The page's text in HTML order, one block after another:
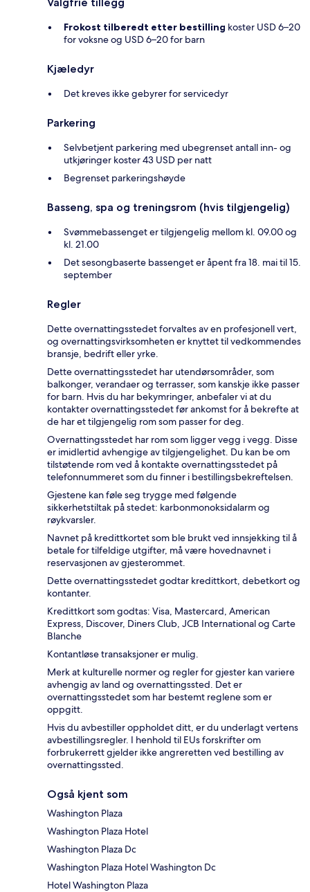
Frokost tilberedt etter bestilling koster USD 6–20
for voksne og USD 6–20 for barn
Kjæledyr
Det kreves ikke gebyrer for servicedyr
Parkering
Selvbetjent parkering med ubegrenset antall inn- og
utkjøringer koster 43 USD per natt
Begrenset parkeringshøyde
Basseng, spa og treningsrom (hvis tilgjengelig)
Svømmebassenget er tilgjengelig mellom kl. 09.00 og
kl. 21.00
Det sesongbaserte bassenget er åpent fra 18. mai til 15.
september
Regler
Dette overnattingsstedet forvaltes av en profesjonell vert,
og overnattingsvirksomheten er knyttet til vedkommendes
bransje, bedrift eller yrke.
Dette overnattingsstedet har utendørsområder, som
balkonger, verandaer og terrasser, som kanskje ikke passer
for barn. Hvis du har bekymringer, anbefaler vi at du
kontakter overnattingsstedet før ankomst for å bekrefte at
de har et tilgjengelig rom som passer for deg.
Overnattingsstedet har rom som ligger vegg i vegg. Disse
er imidlertid avhengige av tilgjengelighet. Du kan be om
tilstøtende rom ved å kontakte overnattingsstedet på
telefonnummeret som du finner i bestillingsbekreftelsen.
Gjestene kan føle seg trygge med følgende
sikkerhetstiltak på stedet: karbonmonoksidalarm og
røykvarsler.
Navnet på kredittkortet som ble brukt ved innsjekking til å
betale for tilfeldige utgifter, må være hovednavnet i
reservasjonen av gjesterommet.
Dette overnattingsstedet godtar kredittkort, debetkort og
kontanter.
Kredittkort som godtas: Visa, Mastercard, American
Express, Discover, Diners Club, JCB International og Carte
Blanche
Kontantløse transaksjoner er mulig.
Merk at kulturelle normer og regler for gjester kan variere
avhengig av land og overnattingssted. Det er
overnattingsstedet som har bestemt reglene som er
oppgitt.
Hvis du avbestiller oppholdet ditt, er du underlagt vertens
avbestillingsregler. I henhold til EUs forskrifter om
forbrukerrett gjelder ikke angreretten ved bestilling av
overnattingssted.
Også kjent som
Washington Plaza
Washington Plaza Hotel
Washington Plaza Dc
Washington Plaza Hotel Washington Dc
Hotel Washington Plaza